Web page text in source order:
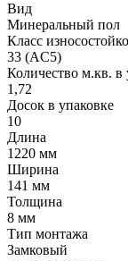
Вид
Минеральный пол
Класс
33 (AC5)
Количество м.кв. в
1,72
Досок в упаковке
10
Длина
1220 мм
Ширина
141 мм
Толщина
8 мм
Тип монтажа
Замковый